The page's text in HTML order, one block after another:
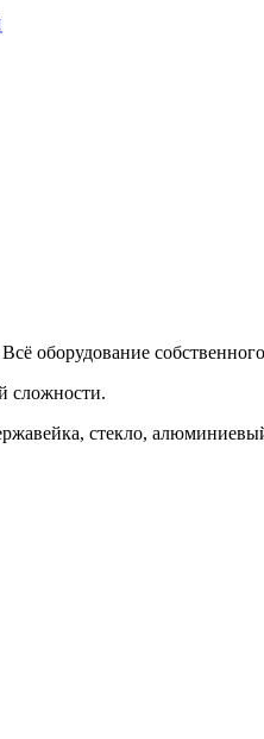
оборудование
сложности.
стекло,